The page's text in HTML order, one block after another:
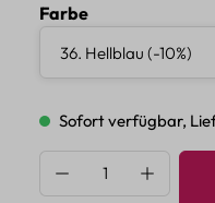
Farbeauswählen
Sofort verfügbar,
Produkt